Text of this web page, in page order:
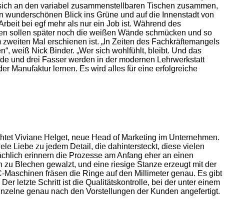
an den variabel zusammenstellbaren Tischen zusammen,
Blick ins Grüne und auf die Innenstadt von
bei egf mehr als nur ein Job ist. Während des
sollen später noch die weißen Wände schmücken und so
Mal erschienen ist. „In Zeiten des Fachkräftemangels
weiß Nick Binder. „Wer sich wohlfühlt, bleibt. Und das
und drei Fasser werden in der modernen Lehrwerkstatt
Manufaktur lernen. Es wird alles für eine erfolgreiche
Viviane Helget, neue Head of Marketing im Unternehmen.
Liebe zu jedem Detail, die dahintersteckt, diese vielen
erinnern die Prozesse am Anfang eher an einen
Blechen gewalzt, und eine riesige Stanze erzeugt mit der
Maschinen fräsen die Ringe auf den Millimeter genau. Es gibt
letzte Schritt ist die Qualitätskontrolle, bei der unter einem
genau nach den Vorstellungen der Kunden angefertigt.